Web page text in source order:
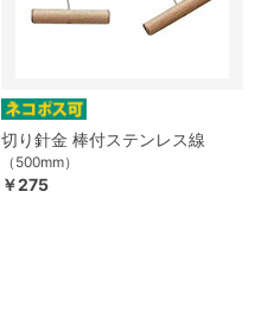
切り針金 棒付ステンレス線
（500mm）
￥275